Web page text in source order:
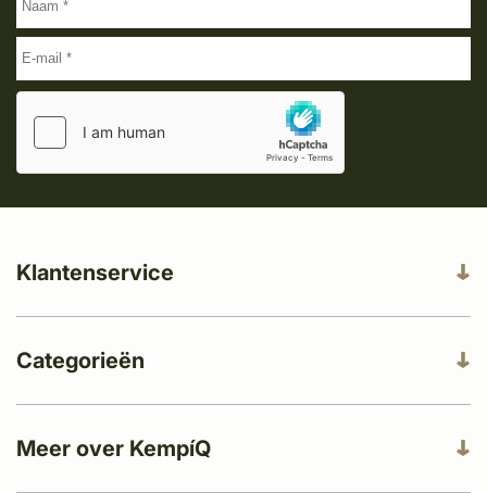
Meer over KempíQ
Klantenservice
Categorieën